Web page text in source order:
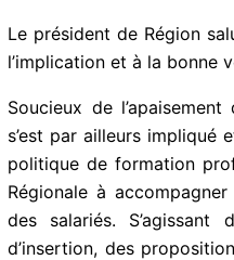
Le président de Région
l’implication et à la bonne
Soucieux de
s’est par ailleurs impliqué
politique de formation
Régionale à
des salariés. S’agissant
d’insertion, des